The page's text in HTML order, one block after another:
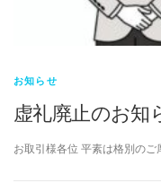
お知らせ
虚礼廃止のお知
お取引様各位 平素は格別の